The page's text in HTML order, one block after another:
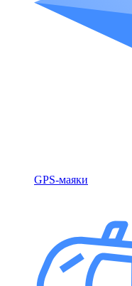
GPS-маяки